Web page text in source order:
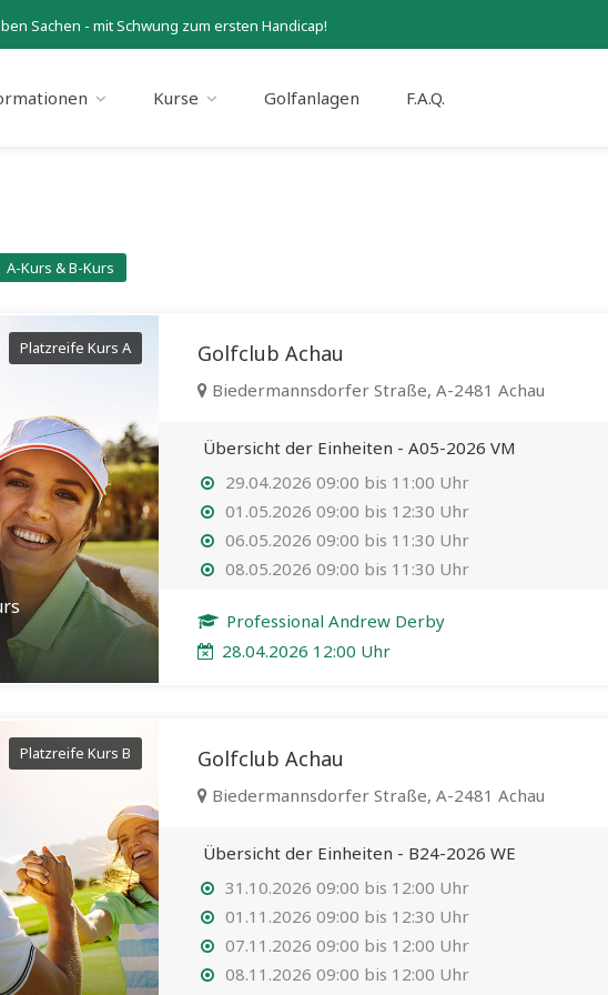
Sachen - mit Schwung zum ersten Handicap!
Kurse Golfanlagen F.A.Q.
A-Kurs & B-Kurs
Platzreife Kurs A Golfclub Achau
Biedermannsdorfer Straße, A-2481 Achau
Übersicht der Einheiten - A05-2026 VM
29.04.2026 09:00 bis 11:00 Uhr
01.05.2026 09:00 bis 12:30 Uhr
06.05.2026 09:00 bis 11:30 Uhr
08.05.2026 09:00 bis 11:30 Uhr
Professional Andrew Derby
28.04.2026 12:00 Uhr
Platzreife Kurs B Golfclub Achau
Biedermannsdorfer Straße, A-2481 Achau
Übersicht der Einheiten - B24-2026 WE
31.10.2026 09:00 bis 12:00 Uhr
01.11.2026 09:00 bis 12:30 Uhr
07.11.2026 09:00 bis 12:00 Uhr
08.11.2026 09:00 bis 12:00 Uhr